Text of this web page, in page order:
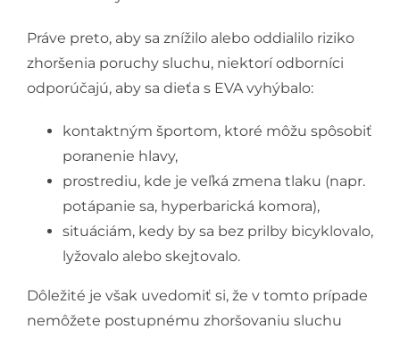
Práve preto, aby sa znížilo alebo oddialilo riziko
zhoršenia poruchy sluchu, niektorí odborníci
odporúčajú, aby sa dieťa s EVA vyhýbalo:
kontaktným športom, ktoré môžu spôsobiť
poranenie hlavy,
prostrediu, kde je veľká zmena tlaku (napr.
potápanie sa, hyperbarická komora),
situáciám, kedy by sa bez prilby bicyklovalo,
lyžovalo alebo skejtovalo.
Dôležité je však uvedomiť si, že v tomto prípade
nemôžete postupnému zhoršovaniu sluchu